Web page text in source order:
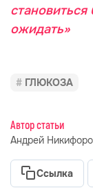
ожидать»
ГЛЮКОЗА
Автор статьи
Андрей
Ссылка